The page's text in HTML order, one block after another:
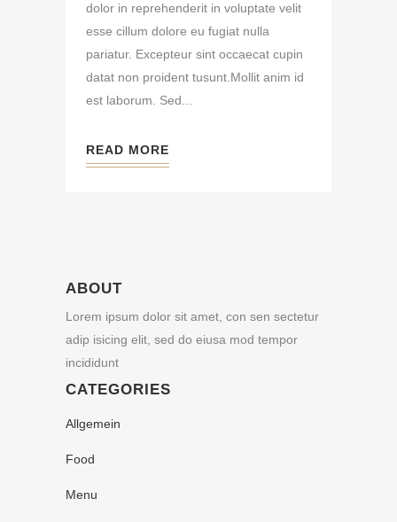
dolor in reprehenderit in voluptate velit
esse cillum dolore eu fugiat nulla
pariatur. Excepteur sint occaecat cupin
datat non proident tusunt.Mollit anim id
est laborum. Sed...
READ MORE
ABOUT
Lorem ipsum dolor sit amet, con sen sectetur
adip isicing elit, sed do eiusa mod tempor
incididunt
CATEGORIES
Allgemein
Food
Menu